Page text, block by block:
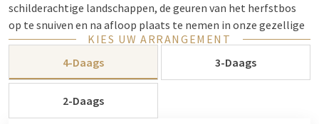
schilderachtige landschappen, de geuren van het herfstbos
op te snuiven en na afloop plaats te nemen in onze gezellige
bar of ons restaurant.KIES UW ARRANGEMENT
4-Daags
3-Daags
2-Daags